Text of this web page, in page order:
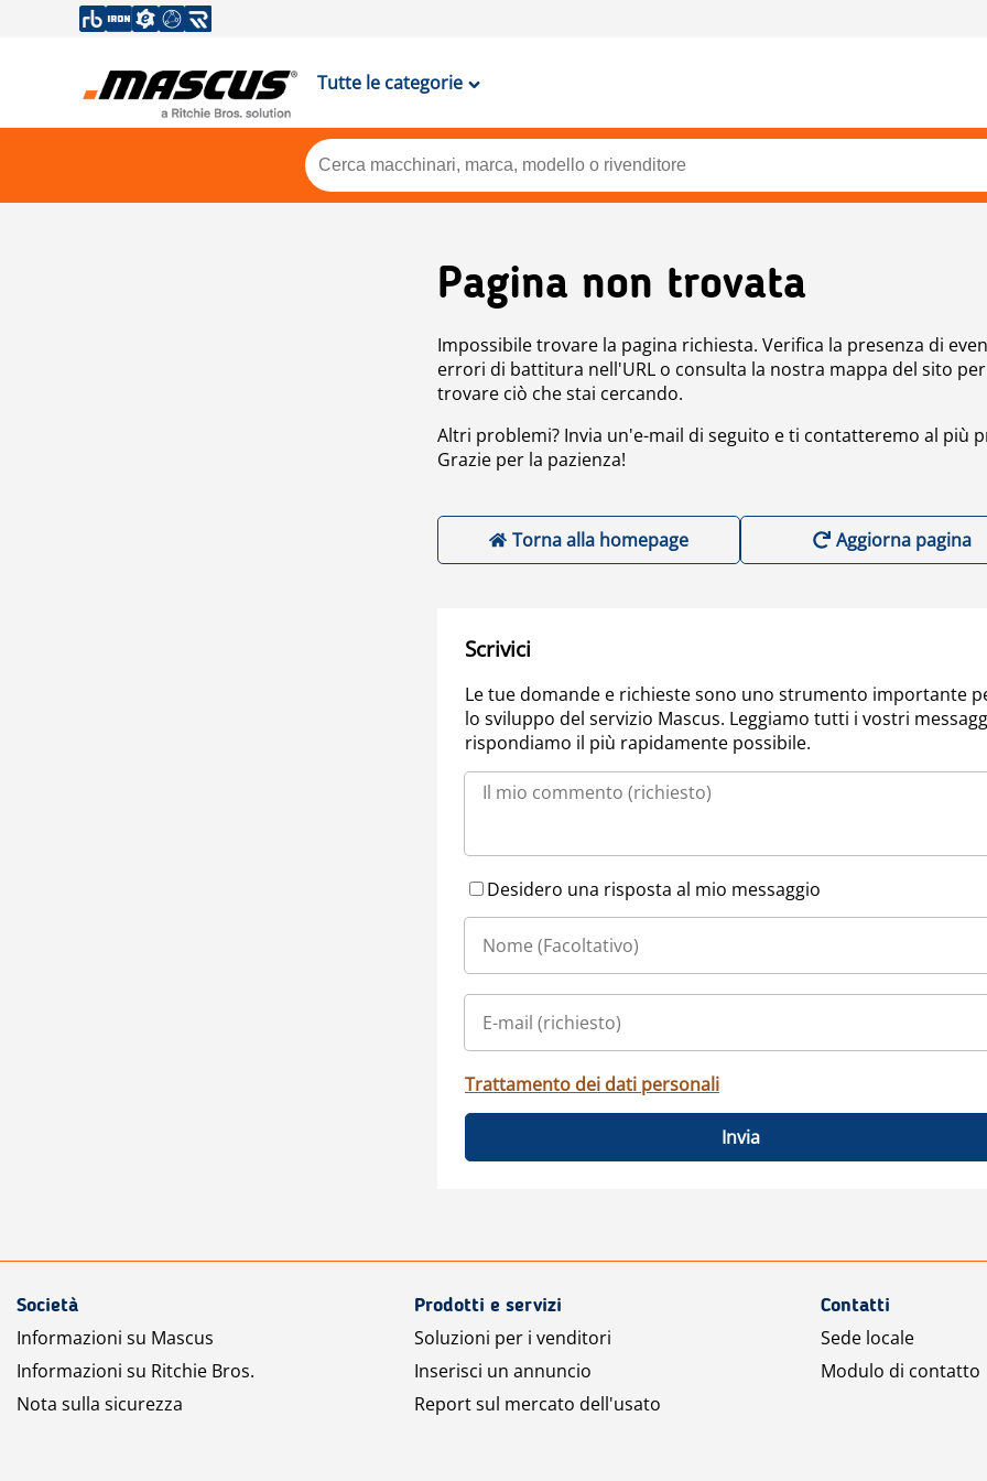
Tutte le categorie
Pagina non trovata
Impossibile trovare la pagina richiesta. Verifica la presenza di
errori di battitura nell'URL o consulta la nostra mappa del sito per
trovare ciò che stai cercando.
Altri problemi? Invia un'e-mail di seguito e ti contatteremo al più
Grazie per la pazienza!
Torna alla homepage Aggiorna pagina
Scrivici
Le tue domande e richieste sono uno strumento importante
lo sviluppo del servizio Mascus. Leggiamo tutti i vostri
rispondiamo il più rapidamente possibile.
Desidero una risposta al mio messaggio
Trattamento dei dati personali
Invia
Società
Informazioni su Mascus
Informazioni su Ritchie Bros.
Nota sulla sicurezza
Prodotti e servizi
Soluzioni per i venditori
Inserisci un annuncio
Report sul mercato dell'usato
Contatti
Sede locale
Modulo di contatto